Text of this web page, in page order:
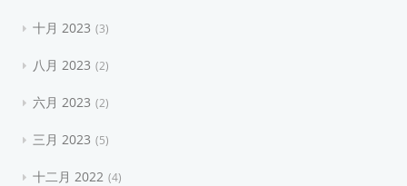
十月 2023 3
八月 2023 2
六月 2023 2
三月 2023 5
十二月 2022 4